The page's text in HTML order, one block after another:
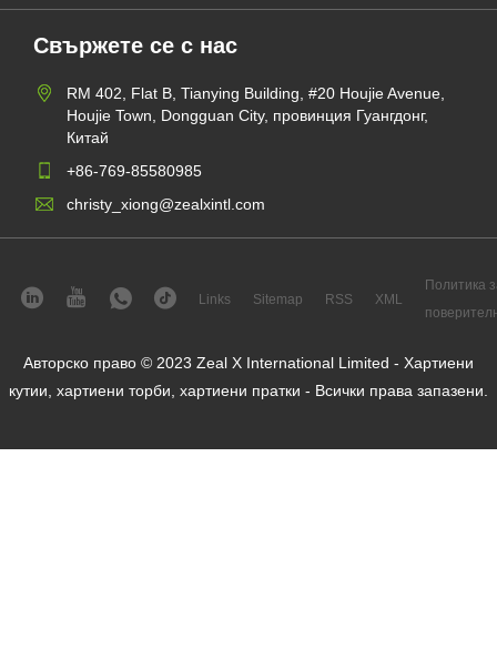
Свържете се с нас
RM 402, Flat B, Tianying Building, #20 Houjie Avenue,
Houjie Town, Dongguan City, провинция Гуангдонг,
Китай
+86-769-85580985
christy_xiong@zealxintl.com
Links Sitemap RSS XML
Политика
Авторско право © 2023 Zeal X International Limited - Хартиени
кутии, хартиени торби, хартиени пратки - Всички права запазени.